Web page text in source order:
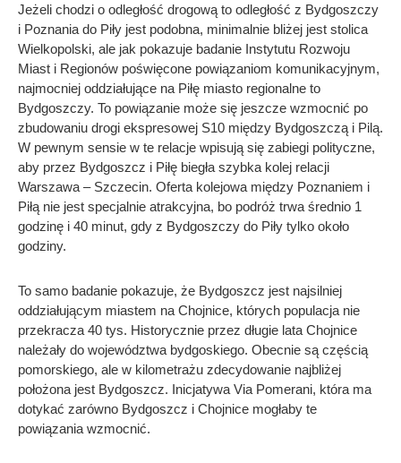
Jeżeli chodzi o odległość drogową to odległość z Bydgoszczy
i Poznania do Piły jest podobna, minimalnie bliżej jest stolica
Wielkopolski, ale jak pokazuje badanie Instytutu Rozwoju
Miast i Regionów poświęcone powiązaniom komunikacyjnym,
najmocniej oddziałujące na Piłę miasto regionalne to
Bydgoszczy. To powiązanie może się jeszcze wzmocnić po
zbudowaniu drogi ekspresowej S10 między Bydgoszczą i Pilą.
W pewnym sensie w te relacje wpisują się zabiegi polityczne,
aby przez Bydgoszcz i Piłę biegła szybka kolej relacji
Warszawa – Szczecin. Oferta kolejowa między Poznaniem i
Piłą nie jest specjalnie atrakcyjna, bo podróż trwa średnio 1
godzinę i 40 minut, gdy z Bydgoszczy do Piły tylko około
godziny.
To samo badanie pokazuje, że Bydgoszcz jest najsilniej
oddziałującym miastem na Chojnice, których populacja nie
przekracza 40 tys. Historycznie przez długie lata Chojnice
należały do województwa bydgoskiego. Obecnie są częścią
pomorskiego, ale w kilometrażu zdecydowanie najbliżej
położona jest Bydgoszcz. Inicjatywa Via Pomerani, która ma
dotykać zarówno Bydgoszcz i Chojnice mogłaby te
powiązania wzmocnić.